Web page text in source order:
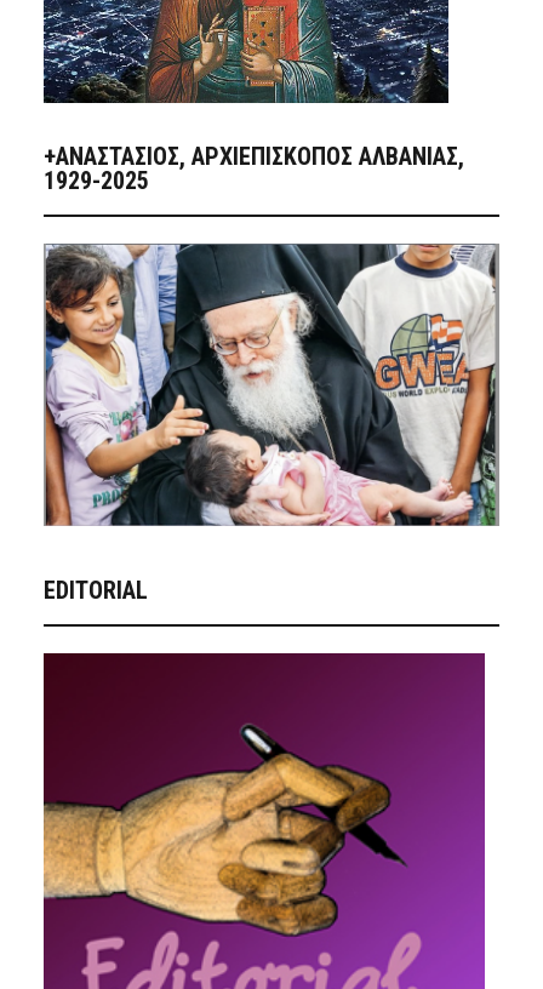
+ΑΝΑΣΤΆΣΙΟΣ, ΑΡΧΙΕΠΊΣΚΟΠΟΣ ΑΛΒΑΝΊΑΣ,
1929-2025
EDITORIAL